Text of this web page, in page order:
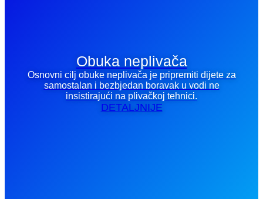
Obuka neplivača
Osnovni cilj obuke neplivača je pripremiti dijete za
samostalan i bezbjedan boravak u vodi ne
insistirajući na plivačkoj tehnici.
DETALJNIJE